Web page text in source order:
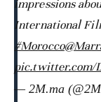
impressions
International
#Morocco
pic.twitter.com/
— 2M.ma